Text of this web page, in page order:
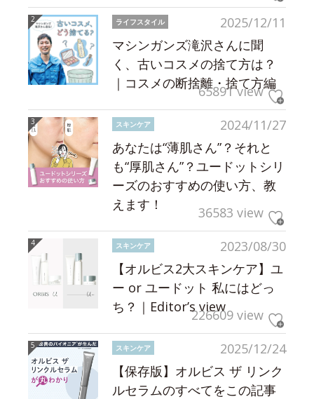
2025/12/11
ライフスタイル
マシンガンズ滝沢さんに聞
く、古いコスメの捨て方は？
｜コスメの断捨離・捨て方編
65891 view
2024/11/27
スキンケア
あなたは“薄肌さん”？それと
も“厚肌さん”？ユードットシリ
ーズのおすすめの使い方、教
えます！
36583 view
2023/08/30
スキンケア
【オルビス2大スキンケア】ユ
ー or ユードット 私にはどっ
ち？｜Editor’s view226609 view
2025/12/24
スキンケア
【保存版】オルビス ザ リンク
ルセラムのすべてをこの記事